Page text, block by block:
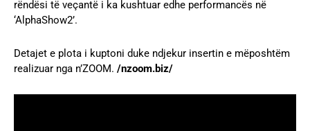
rëndësi të veçantë i ka kushtuar edhe performancës në
‘AlphaShow2’.
Detajet e plota i kuptoni duke ndjekur insertin e mëposhtëm
realizuar nga n’ZOOM. /nzoom.biz/